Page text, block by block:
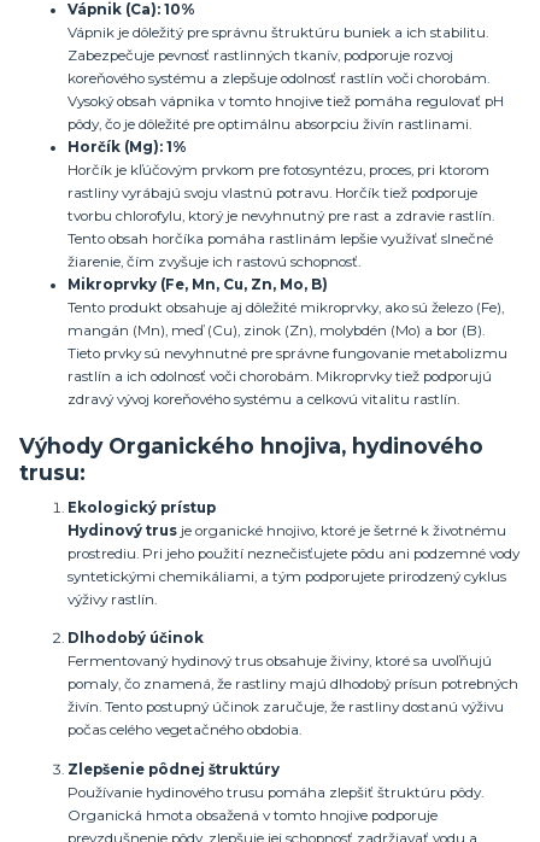
Vápnik (Ca): 10%
Vápnik je dôležitý pre správnu štruktúru buniek a ich stabilitu.
Zabezpečuje pevnosť rastlinných tkanív, podporuje rozvoj
koreňového systému a zlepšuje odolnosť rastlín voči chorobám.
Vysoký obsah vápnika v tomto hnojive tiež pomáha regulovať pH
pôdy, čo je dôležité pre optimálnu absorpciu živín rastlinami.
Horčík (Mg): 1%
Horčík je kľúčovým prvkom pre fotosyntézu, proces, pri ktorom
rastliny vyrábajú svoju vlastnú potravu. Horčík tiež podporuje
tvorbu chlorofylu, ktorý je nevyhnutný pre rast a zdravie rastlín.
Tento obsah horčíka pomáha rastlinám lepšie využívať slnečné
žiarenie, čím zvyšuje ich rastovú schopnosť.
Mikroprvky (Fe, Mn, Cu, Zn, Mo, B)
Tento produkt obsahuje aj dôležité mikroprvky, ako sú železo (Fe),
mangán (Mn), meď (Cu), zinok (Zn), molybdén (Mo) a bor (B).
Tieto prvky sú nevyhnutné pre správne fungovanie metabolizmu
rastlín a ich odolnosť voči chorobám. Mikroprvky tiež podporujú
zdravý vývoj koreňového systému a celkovú vitalitu rastlín.
Výhody Organického hnojiva, hydinového
trusu:
Ekologický prístup
Hydinový trus je organické hnojivo, ktoré je šetrné k životnému
prostrediu. Pri jeho použití neznečisťujete pôdu ani podzemné vody
syntetickými chemikáliami, a tým podporujete prirodzený cyklus
výživy rastlín.
Dlhodobý účinok
Fermentovaný hydinový trus obsahuje živiny, ktoré sa uvoľňujú
pomaly, čo znamená, že rastliny majú dlhodobý prísun potrebných
živín. Tento postupný účinok zaručuje, že rastliny dostanú výživu
počas celého vegetačného obdobia.
Zlepšenie pôdnej štruktúry
Používanie hydinového trusu pomáha zlepšiť štruktúru pôdy.
Organická hmota obsažená v tomto hnojive podporuje
prevzdušnenie pôdy, zlepšuje jej schopnosť zadržiavať vodu a